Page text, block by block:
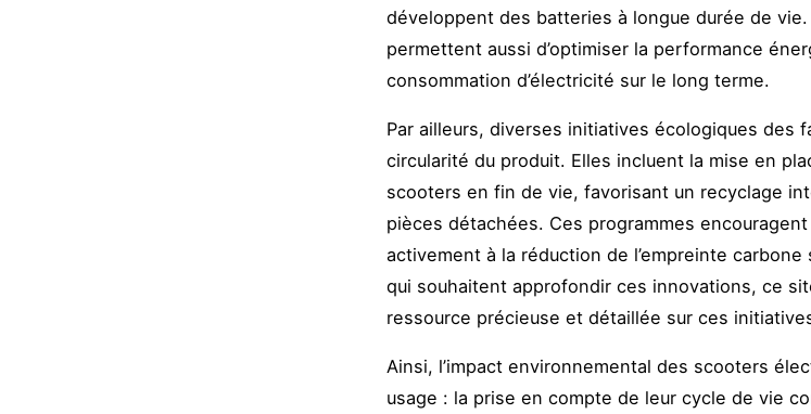
développent des batteries à longue durée de
permettent aussi d’optimiser la performance
consommation d’électricité sur le long terme.
Par ailleurs, diverses initiatives écologiques des
circularité du produit. Elles incluent la mise en
scooters en fin de vie, favorisant un recyclage
pièces détachées. Ces programmes
activement à la réduction de l’empreinte
qui souhaitent approfondir ces innovations, ce
ressource précieuse et détaillée sur ces
Ainsi, l’impact environnemental des scooters
usage : la prise en compte de leur cycle de vie